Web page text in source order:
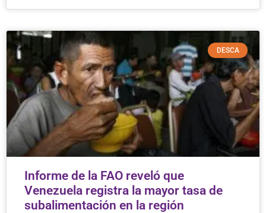
DESCA
Informe de la FAO reveló que
Venezuela registra la mayor tasa de
subalimentación en la región